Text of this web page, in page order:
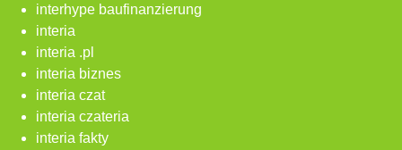
interhype baufinanzierung
interia
interia .pl
interia biznes
interia czat
interia czateria
interia fakty